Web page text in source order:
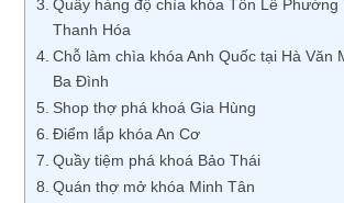
Quầy hàng độ chìa khóa Tôn Lễ Phường
Thanh Hóa
Chỗ làm chìa khóa Anh Quốc tại Hà Văn
Ba Đình
Shop thợ phá khoá Gia Hùng
Điểm lắp khóa An Cơ
Quầy tiệm phá khoá Bảo Thái
Quán thợ mở khóa Minh Tân